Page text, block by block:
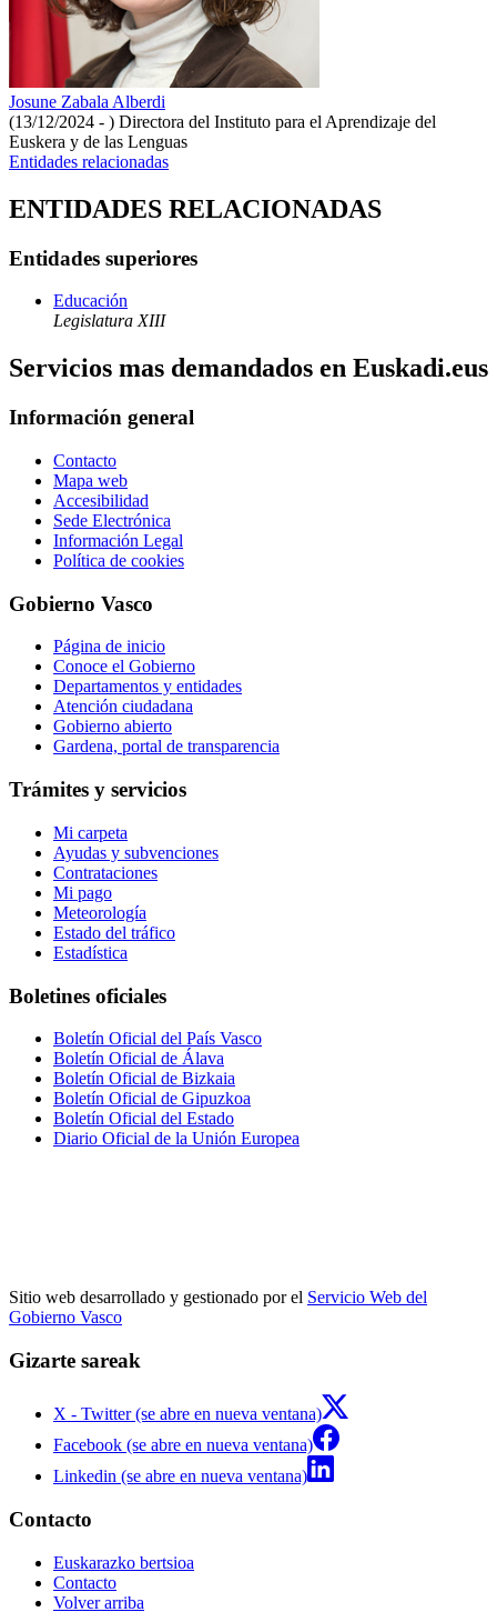
Josune Zabala Alberdi
(13/12/2024 - ) Directora del Instituto para el Aprendizaje del
Euskera y de las Lenguas
Entidades relacionadas
ENTIDADES RELACIONADAS
Entidades superiores
Educación
Legislatura XIII
Servicios mas demandados en Euskadi.eus
Información general
Contacto
Mapa web
Accesibilidad
Sede Electrónica
Información Legal
Política de cookies
Gobierno Vasco
Página de inicio
Conoce el Gobierno
Departamentos y entidades
Atención ciudadana
Gobierno abierto
Gardena, portal de transparencia
Trámites y servicios
Mi carpeta
Ayudas y subvenciones
Contrataciones
Mi pago
Meteorología
Estado del tráfico
Estadística
Boletines oficiales
Boletín Oficial del País Vasco
Boletín Oficial de Álava
Boletín Oficial de Bizkaia
Boletín Oficial de Gipuzkoa
Boletín Oficial del Estado
Diario Oficial de la Unión Europea
Sitio web desarrollado y gestionado por el Servicio Web del
Gobierno Vasco
Gizarte sareak
X - Twitter (se abre en nueva ventana)
Facebook (se abre en nueva ventana)
Linkedin (se abre en nueva ventana)
Contacto
Euskarazko bertsioa
Contacto
Volver arriba